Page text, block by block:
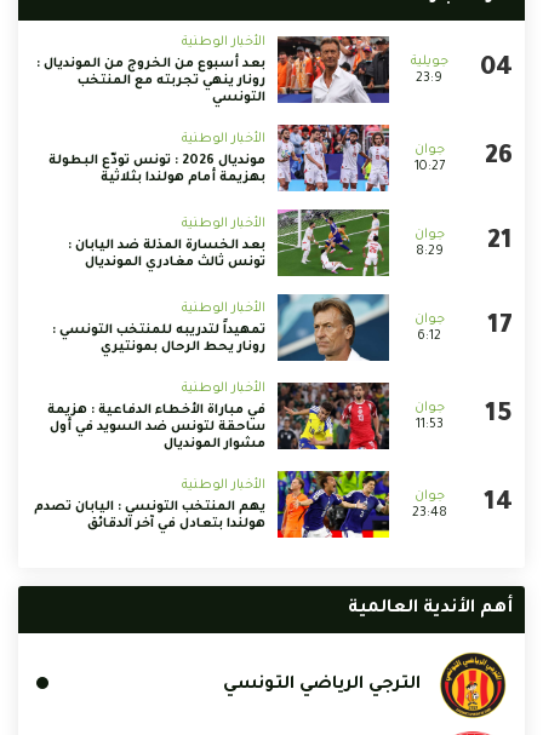
23:9
الأخبار الوطنية
بعد أسبوع من الخروج من المونديال :
رونار ينهي تجربته مع المنتخب
التونسي
10:27
الأخبار الوطنية
مونديال 2026 : تونس تودّع البطولة
بهزيمة أمام هولندا بثلاثية
8:29
الأخبار الوطنية
بعد الخسارة المذلة ضد اليابان :
تونس ثالث مغادري المونديال
6:12
الأخبار الوطنية
تمهيداً لتدريبه للمنتخب التونسي :
رونار يحط الرحال بمونتيري
11:53
الأخبار الوطنية
في مباراة الأخطاء الدفاعية : هزيمة
ساحقة لتونس ضد السويد في أول
مشوار المونديال
23:48
الأخبار الوطنية
يهم المنتخب التونسي : اليابان تصدم
هولندا بتعادل في آخر الدقائق
أهم الأندية العالمية
الترجي الرياضي التونسي